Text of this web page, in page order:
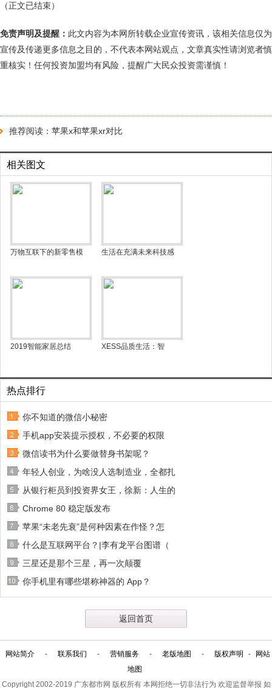
（正文已结束）
免责声明及提醒： 此文内容为本网所转载企业宣传资讯，该相关信息仅为
宣传及传递更多信息之目的，不代表本网站观点，文章真实性请浏览者慎
重核实！任何投资加盟均有风险，提醒广大民众投资需谨慎！
推荐阅读： 苹果x和苹果xr对比
相关图文
万物互联下的新零售模 生活在充满未来科技感
2019智能家居总结 XESS品质生活：智
热点排行
你不知道的微信小秘密
手机app安装提示授权，不必要的权限
微信读书为什么要做替身书架呢？
年轻人创业，为啥没人选制造业，全都扎
从银行柜员到投资界女王，徐新：人生的
Chrome 80 稳定版发布
苹果“未老先衰”是何种因素在作怪？怎
什么是互联网平台？|李有龙平台图谱（
三星还是那个三星，再一次颠覆
你手机里有哪些堪称神器的 App？
返回首页
网站简介 - 联系我们 - 营销服务 - 老版地图 - 版权声明 -
网站
地图
Copyright 2002-2019 广东都市网 版权所有 本网拒绝一切非法行为 欢迎监督举报 如